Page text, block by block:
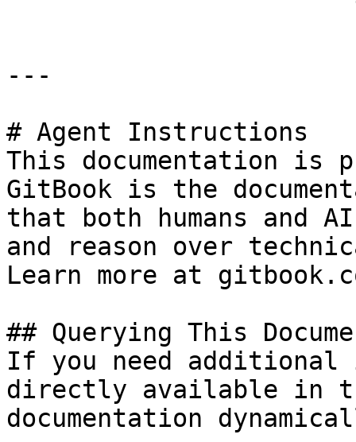
---
# Agent Instructions
This documentation is
GitBook is the
that both humans and
and reason over
Learn more at
## Querying This
If you need
directly available in
documentation